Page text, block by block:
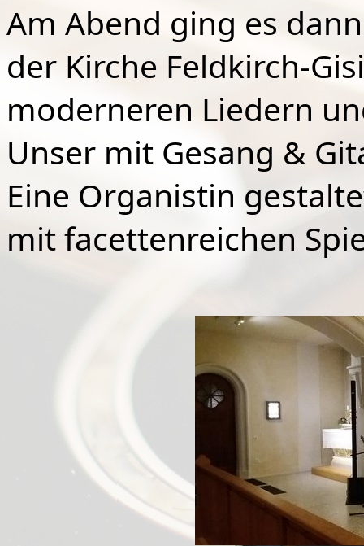
Am Abend ging es
der Kirche Feldkirch-
moderneren Liedern
Unser mit Gesang &
Eine Organistin
mit facettenreichen